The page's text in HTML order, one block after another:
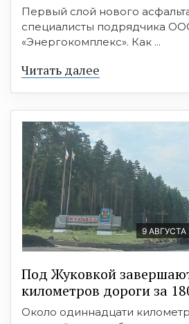
Первый слой нового
специалисты подрядчика
«Энергокомплекс». Как ...
Читать далее
9 АВГУСТА
Под Жуковкой
километров дороги за
Около одиннадцати